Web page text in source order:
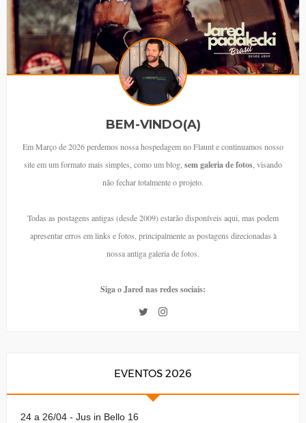
BEM-VINDO(A)
Em Março de 2026 perdemos nossa hospedagem no Flaunt e continuamos nosso
site em um formato mais simples, como um blog, sem galeria de fotos , visando
não fechar totalmente o projeto.
Todas as postagens antigas (desde 2009) estarão disponíveis aqui, mas podem
apresentar erros em links e fotos, principalmente as postagens direcionadas à
nossa antiga galeria de fotos.
Siga o Jared nas redes sociais:
EVENTOS 2026
24 a 26/04 - Jus in Bello 16